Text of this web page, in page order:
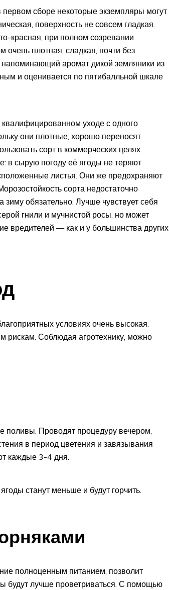
сборе некоторые экземпляры могут
поверхность не совсем гладкая.
красная, при полном созревании
плотная, сладкая, почти без
аромат дикой земляники из
и оценивается по пятибалльной шкале
уходе с одного
они плотные, хорошо переносят
сорт в коммерческих целях.
в сырую погоду её ягоды не теряют
листья. Они же предохраняют
сорта недостаточно
зиму обязательно. Лучше чувствует себя
гнили и мучнистой росы, но может
вредителей — как и у большинства других
условиях очень высокая.
рискам. Соблюдая агротехнику, можно
Проводят процедуру вечером,
в период цветения и завязывания
каждые 3-4 дня.
станут меньше и будут горчить.
полноценным питанием, позволит
будут лучше проветриваться. С помощью